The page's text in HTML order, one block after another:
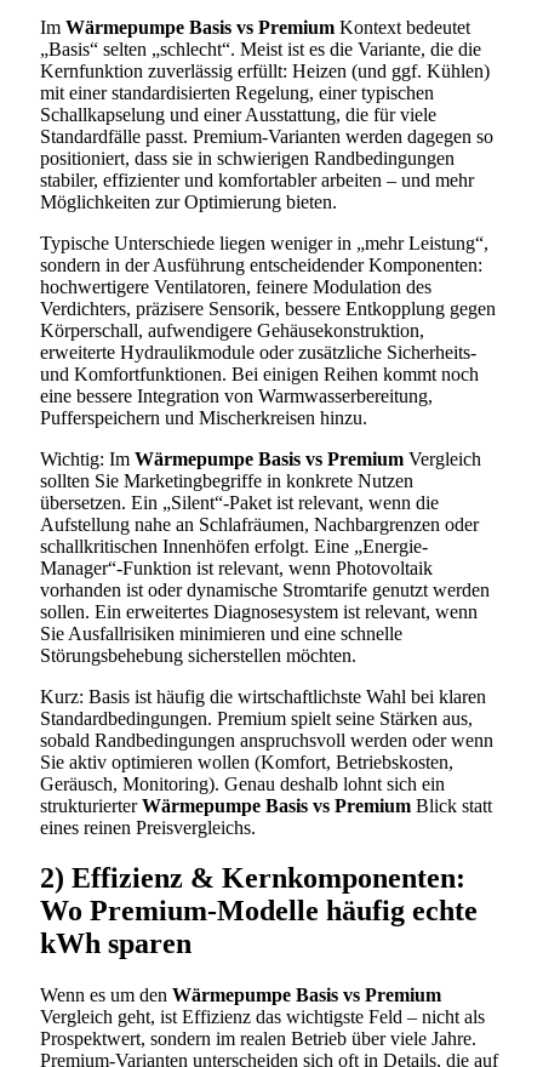
Im Wärmepumpe Basis vs Premium Kontext bedeutet
„Basis“ selten „schlecht“. Meist ist es die Variante, die die
Kernfunktion zuverlässig erfüllt: Heizen (und ggf. Kühlen)
mit einer standardisierten Regelung, einer typischen
Schallkapselung und einer Ausstattung, die für viele
Standardfälle passt. Premium-Varianten werden dagegen so
positioniert, dass sie in schwierigen Randbedingungen
stabiler, effizienter und komfortabler arbeiten – und mehr
Möglichkeiten zur Optimierung bieten.
Typische Unterschiede liegen weniger in „mehr Leistung“,
sondern in der Ausführung entscheidender Komponenten:
hochwertigere Ventilatoren, feinere Modulation des
Verdichters, präzisere Sensorik, bessere Entkopplung gegen
Körperschall, aufwendigere Gehäusekonstruktion,
erweiterte Hydraulikmodule oder zusätzliche Sicherheits-
und Komfortfunktionen. Bei einigen Reihen kommt noch
eine bessere Integration von Warmwasserbereitung,
Pufferspeichern und Mischerkreisen hinzu.
Wichtig: Im Wärmepumpe Basis vs Premium Vergleich
sollten Sie Marketingbegriffe in konkrete Nutzen
übersetzen. Ein „Silent“-Paket ist relevant, wenn die
Aufstellung nahe an Schlafräumen, Nachbargrenzen oder
schallkritischen Innenhöfen erfolgt. Eine „Energie-
Manager“-Funktion ist relevant, wenn Photovoltaik
vorhanden ist oder dynamische Stromtarife genutzt werden
sollen. Ein erweitertes Diagnosesystem ist relevant, wenn
Sie Ausfallrisiken minimieren und eine schnelle
Störungsbehebung sicherstellen möchten.
Kurz: Basis ist häufig die wirtschaftlichste Wahl bei klaren
Standardbedingungen. Premium spielt seine Stärken aus,
sobald Randbedingungen anspruchsvoll werden oder wenn
Sie aktiv optimieren wollen (Komfort, Betriebskosten,
Geräusch, Monitoring). Genau deshalb lohnt sich ein
strukturierterWärmepumpe Basis vs Premium Blick statt
eines reinen Preisvergleichs.
2) Effizienz & Kernkomponenten:
Wo Premium-Modelle häufig echte
kWh sparen
Wenn es um den Wärmepumpe Basis vs Premium
Vergleich geht, ist Effizienz das wichtigste Feld – nicht als
Prospektwert, sondern im realen Betrieb über viele Jahre.
Premium-Varianten unterscheiden sich oft in Details, die auf